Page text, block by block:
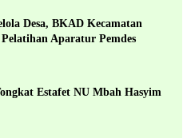
Desa, BKAD Kecamatan
Aparatur Pemdes
Estafet NU Mbah Hasyim